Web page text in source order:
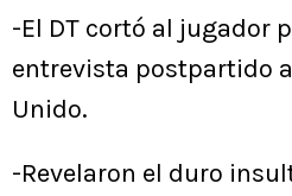
-El DT cortó al jugador
entrevista postpartido
Unido.
-Revelaron el duro